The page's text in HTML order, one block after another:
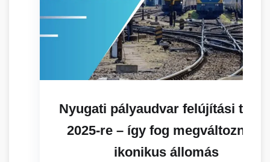
Nyugati pályaudvar felújítási
2025-re – így fog megváltozni az
ikonikus állomás